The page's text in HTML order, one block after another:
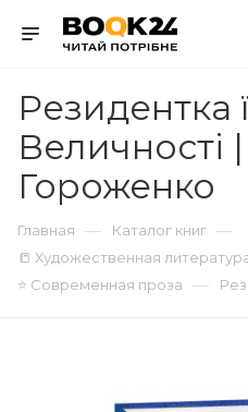
Резидентка
Величності
Гороженко
Главная — Каталог книг —
📒 Художественная
⭐ Современная проза —